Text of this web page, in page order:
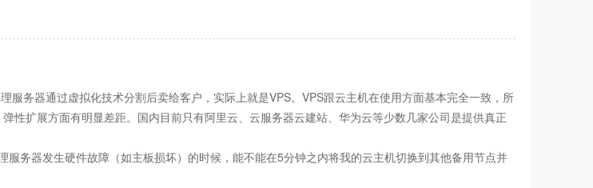
服务器通过虚拟化技术分割后卖给客户，实际上就是VPS。VPS跟云主机在使用方面基本完全一致，所
性扩展方面有明显差距。国内目前只有阿里云、云服务器云建站、华为云等少数几家公司是提供真正
服务器发生硬件故障（如主板损坏）的时候，能不能在5分钟之内将我的云主机切换到其他备用节点并